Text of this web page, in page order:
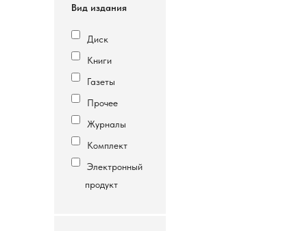
Вид издания
Диск
Книги
Газеты
Прочее
Журналы
Комплект
Электронный
продукт